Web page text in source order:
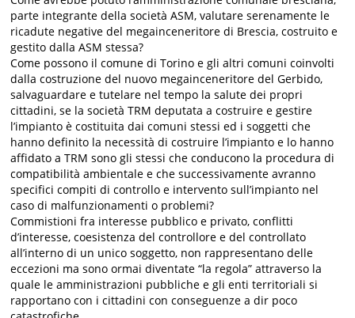
parte integrante della società ASM, valutare serenamente le
ricadute negative del megainceneritore di Brescia, costruito e
gestito dalla ASM stessa?
Come possono il comune di Torino e gli altri comuni coinvolti
dalla costruzione del nuovo megainceneritore del Gerbido,
salvaguardare e tutelare nel tempo la salute dei propri
cittadini, se la società TRM deputata a costruire e gestire
l’impianto è costituita dai comuni stessied i soggetti che
hanno definito la necessità di costruire l’impianto e lo hanno
affidato a TRM sono gli stessi che conducono la procedura di
compatibilità ambientale e che successivamente avranno
specifici compiti di controllo e intervento sull’impianto nel
caso di malfunzionamenti o problemi?
Commistioni fra interesse pubblico e privato, conflitti
d’interesse, coesistenza del controllore e del controllato
all’interno di un unico soggetto, non rappresentano delle
eccezioni ma sono ormai diventate “la regola” attraverso la
quale le amministrazioni pubbliche e gli enti territoriali si
rapportano con i cittadini con conseguenze a dir poco